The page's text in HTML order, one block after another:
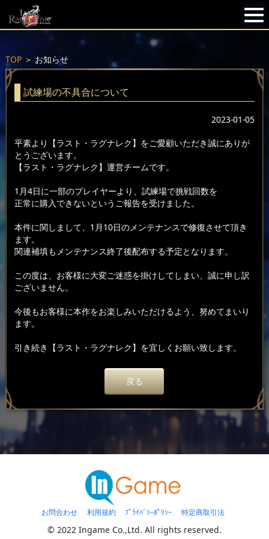
TOP＞ お知らせ
試練場の不具合について
2023-01-05
平素より【ラスト・ラグナレク】をご愛顧いただき誠にありが
とうございます。
【ラスト・ラグナレク】運営チームです。
1月4日に一部のプレイヤーより、試練場で挑戦回数を
正常に購入できないというご報告を受けました。
本件に関しまして、1月10日のメンテナンスで修復させて頂き
ます。
関連補填もメンテナンス終了後配布する予定となります。
この度は、お客様に大変ご迷惑を掛けしてしまい、誠に申し訳
ございません。
今後もお客様に本作をお楽しみいただけるよう、努めてまいり
ます。
引き続き【ラスト・ラグナレク】を宜しくお願い致します。
戻る
お問合わせ 利用規約 ﾌﾟﾗｲﾊﾞｼｰﾎﾟﾘｼｰ 特定商取引法
© 2022 Ingame Co.,Ltd. All rights reserved.